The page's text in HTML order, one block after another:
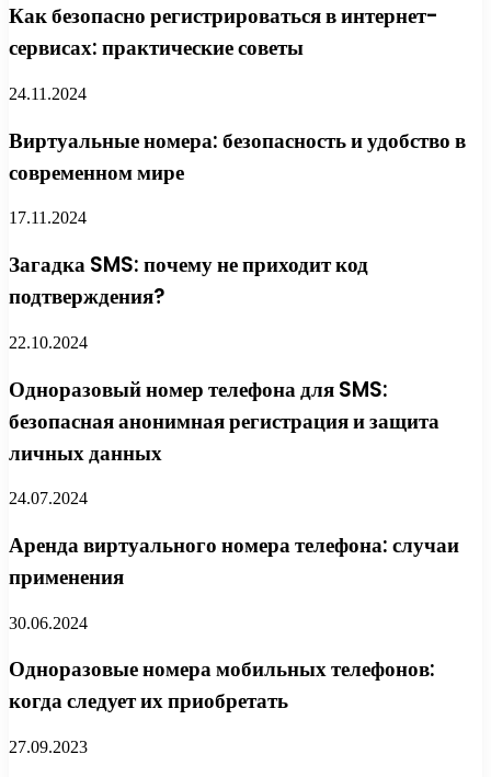
Как безопасно регистрироваться в интернет-
сервисах: практические советы
24.11.2024
Виртуальные номера: безопасность и удобство в
современном мире
17.11.2024
Загадка SMS: почему не приходит код
подтверждения?
22.10.2024
Одноразовый номер телефона для SMS:
безопасная анонимная регистрация и защита
личных данных
24.07.2024
Аренда виртуального номера телефона: случаи
применения
30.06.2024
Одноразовые номера мобильных телефонов:
когда следует их приобретать
27.09.2023